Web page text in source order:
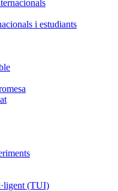
i estudiants
(TUI)